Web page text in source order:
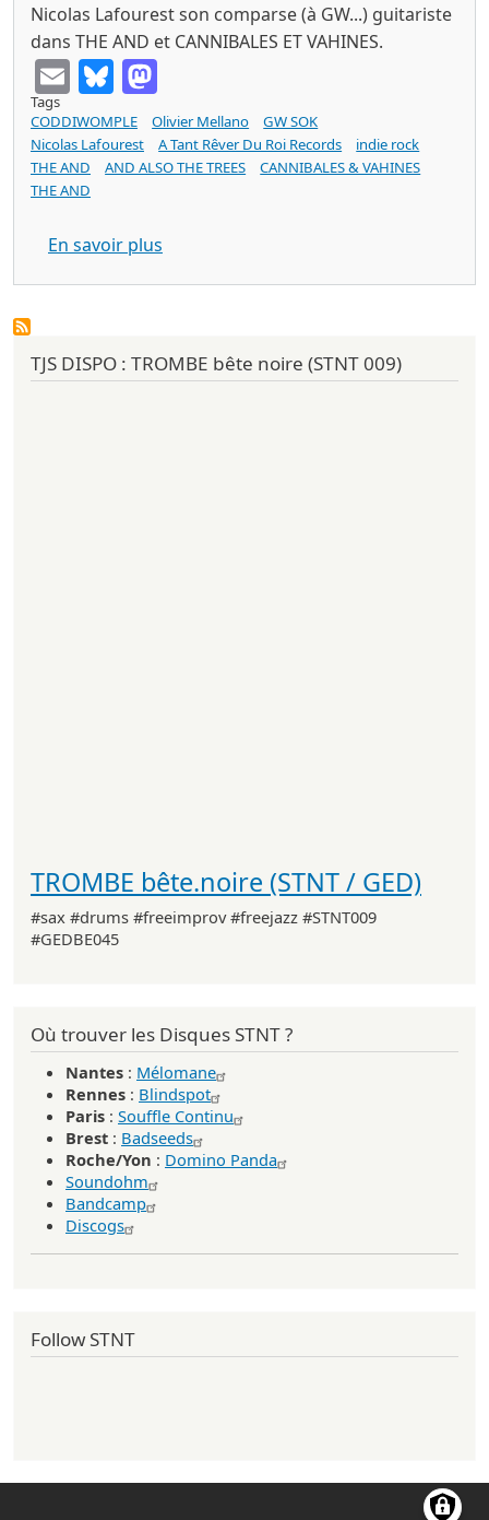
Nicolas Lafourest son comparse (à GW...) guitariste
dans THE AND et CANNIBALES ET VAHINES.
EmailBluesky
Tags
CODDIWOMPLE
Olivier Mellano
GW SOK
Nicolas Lafourest
A Tant Rêver Du Roi Records
indie rock
THE AND
AND ALSO THE TREES
CANNIBALES & VAHINES
THE AND
En savoir plus
TJS DISPO : TROMBE bête noire (STNT 009)
TROMBE bête.noire (STNT / GED)
#sax #drums #freeimprov #freejazz #STNT009
#GEDBE045
Où trouver les Disques STNT ?
Nantes : Mélomane
Rennes : Blindspot
Paris : Souffle Continu
Brest : Badseeds
Roche/Yon : Domino Panda
Soundohm
Bandcamp
Discogs
Follow STNT